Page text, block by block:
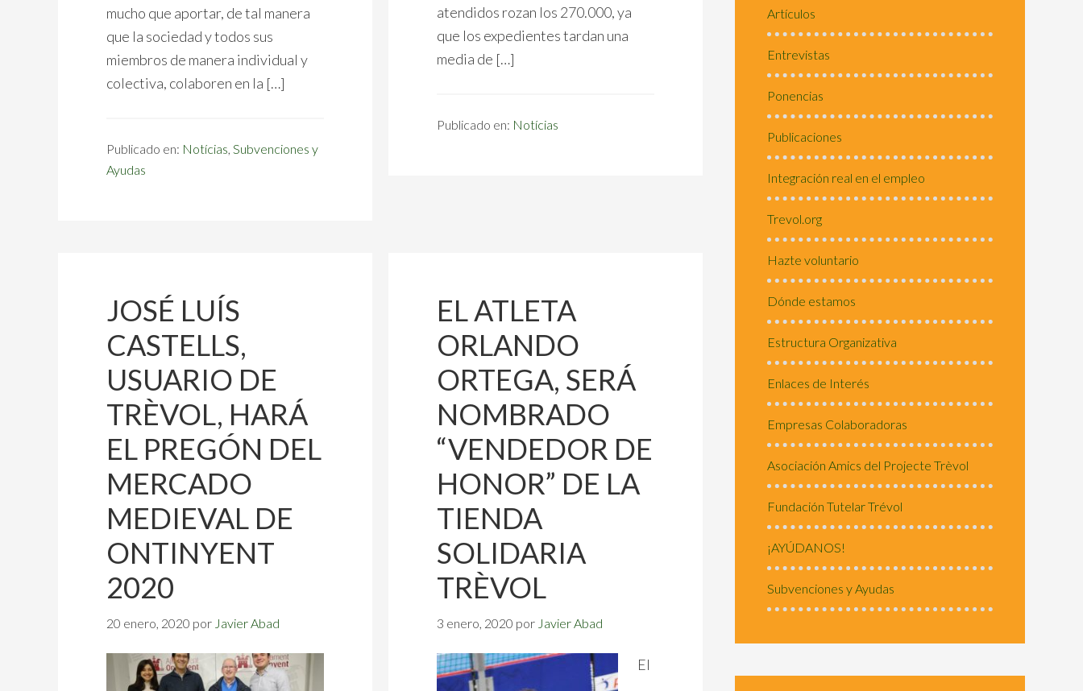
mucho que aportar, de tal manera
que la sociedad y todos sus
miembros de manera individual y
colectiva, colaboren en la […]
Publicado en: Notícias, Subvenciones y
Ayudas
atendidos rozan los 270.000, ya
que los expedientes tardan una
media de […]
Publicado en: Notícias
JOSÉ LUÍS
CASTELLS,
USUARIO DE
TRÈVOL, HARÁ
EL PREGÓN DEL
MERCADO
MEDIEVAL DE
ONTINYENT
2020
20 enero, 2020 por Javier Abad
EL ATLETA
ORLANDO
ORTEGA, SERÁ
NOMBRADO
“VENDEDOR DE
HONOR” DE LA
TIENDA
SOLIDARIA
TRÈVOL
3 enero, 2020 por Javier Abad
El
Artículos
Entrevistas
Ponencias
Publicaciones
Integración real en el empleo
Trevol.org
Hazte voluntario
Dónde estamos
Estructura Organizativa
Enlaces de Interés
Empresas Colaboradoras
Asociación Amics del Projecte Trèvol
Fundación Tutelar Trévol
¡AYÚDANOS!
Subvenciones y Ayudas